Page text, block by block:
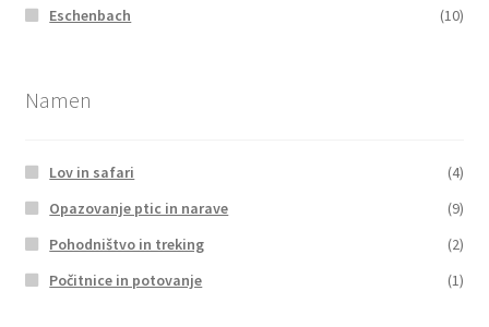
Eschenbach (10)
Namen
Lov in safari
(4)
Opazovanje ptic in narave
(9)
Pohodništvo in treking
(2)
Počitnice in potovanje
(1)